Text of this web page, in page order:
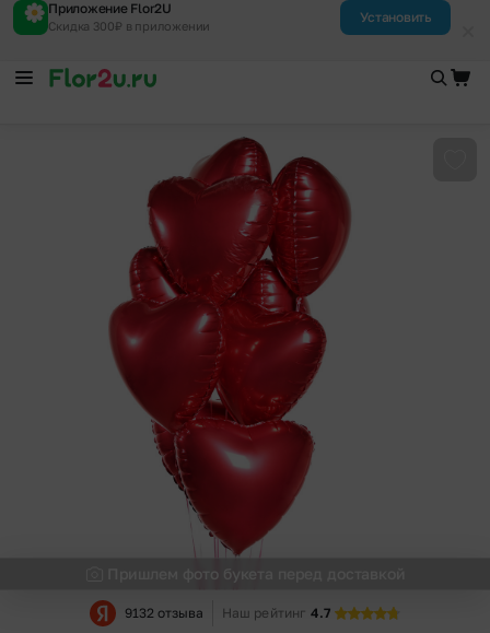
Приложение Flor2U
Скидка 300₽ в приложении
Установить
Пришлем фото букета перед доставкой
9132 отзыва Наш рейтинг 4.7